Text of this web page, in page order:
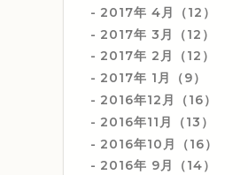
2017年 4月（12）
2017年 3月（12）
2017年 2月（12）
2017年 1月（9）
2016年12月（16）
2016年11月（13）
2016年10月（16）
2016年 9月（14）